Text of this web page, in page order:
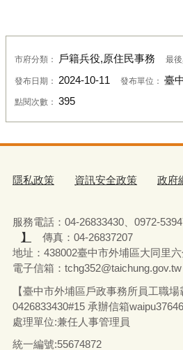
市府分類： 戶籍兵役,原住民事務 最
發布日期： 2024-10-11 發布單位： 臺
點閱次數： 395
隱私政策 資訊安全政策 政府
服務電話：04-26833430、0972-
】
傳真：04-26837207
地址：438002臺中市外埔區大同里
電子信箱：tchg352@taichung.gov.tw
【臺中市外埔區戶政事務所員工職場
0426833430#15 承辦信箱
處理單位:兼任人事管理員
統一編號:55674872